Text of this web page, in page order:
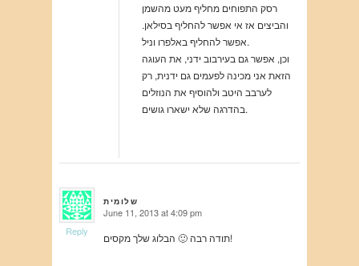
רסק התפוחים מחליף מעט מהשמן
והביצים אז אי אפשר להחליף בסילאן.
אפשר להחליף באלפרו וניל.
וכן, אפשר גם בעירבוב ידני, את העוגה
הזאת אני מכינה לפעמים גם ידנית, רק
לערבב היטב ולהוסיף את הנוזלים
בהדרגה שלא ישארו גושים.
שלומית
says: June 11, 2013 at 4:09 pm
תודה רבה 🙂 הבלוג שלך מקסים! Reply